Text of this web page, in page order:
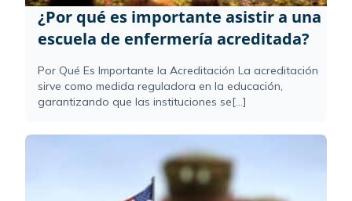
¿Por qué es importante asistir a una
escuela de enfermería acreditada?
Por Qué Es Importante la Acreditación La acreditación
sirve como medida reguladora en la educación,
garantizando que las instituciones se[...]